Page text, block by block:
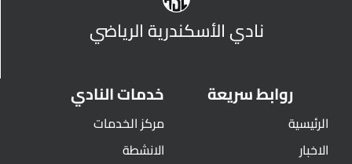
نادي الأسكندرية الرياضي
روابط سريعة
الرئيسية
الاخبار
خدمات النادي
مركز الخدمات
الانشطة